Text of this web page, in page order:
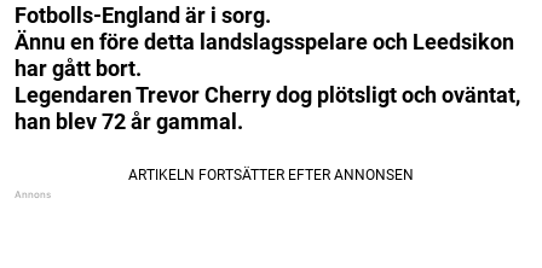
Fotbolls-England är i sorg.
Ännu en före detta landslagsspelare och Leedsikon
har gått bort.
Legendaren Trevor Cherry dog plötsligt och oväntat,
han blev 72 år gammal.